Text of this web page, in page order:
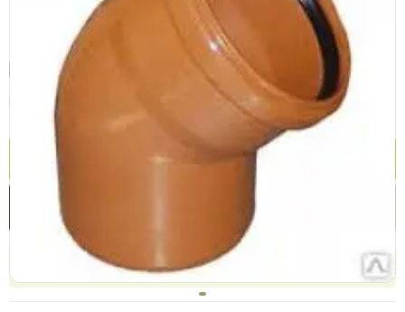
Коліно каналізаційне ПВХ 110х45° (руде)
(0)
Безкоштовна доставка! Від 15000 грн єВідновлення Доставка НП
Ціна / шт
70.8 грн 68.8 грн
Купити
Купити в 1 клік Акції
Безоплатне повернення товару 14 днів, для власників
дисконтів - 30 днів